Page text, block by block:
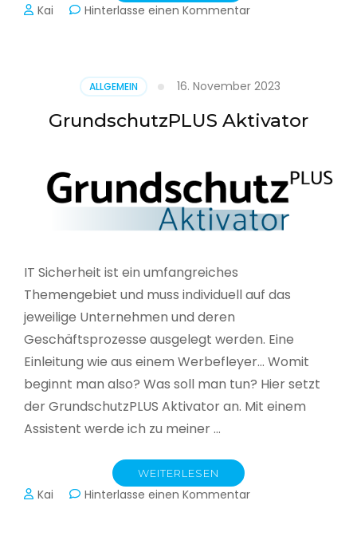
Kai Hinterlasse einen Kommentarzu
Schlacht
im
Netz
ALLGEMEIN 16. November 2023
GrundschutzPLUS Aktivator
IT Sicherheit ist ein umfangreiches
Themengebiet und muss individuell auf das
jeweilige Unternehmen und deren
Geschäftsprozesse ausgelegt werden. Eine
Einleitung wie aus einem Werbefleyer… Womit
beginnt man also? Was soll man tun? Hier setzt
der GrundschutzPLUS Aktivator an. Mit einem
Assistent werde ich zu meiner …
WEITERLESEN
Kai Hinterlasse einen Kommentarzu